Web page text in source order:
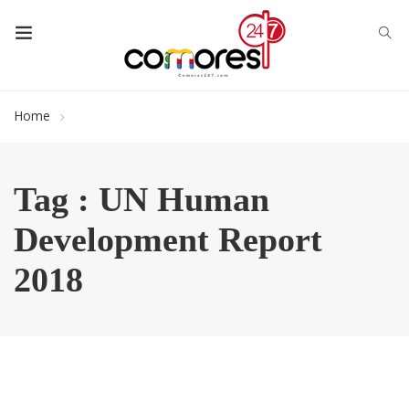
Home
Tag : UN Human
Development Report
2018